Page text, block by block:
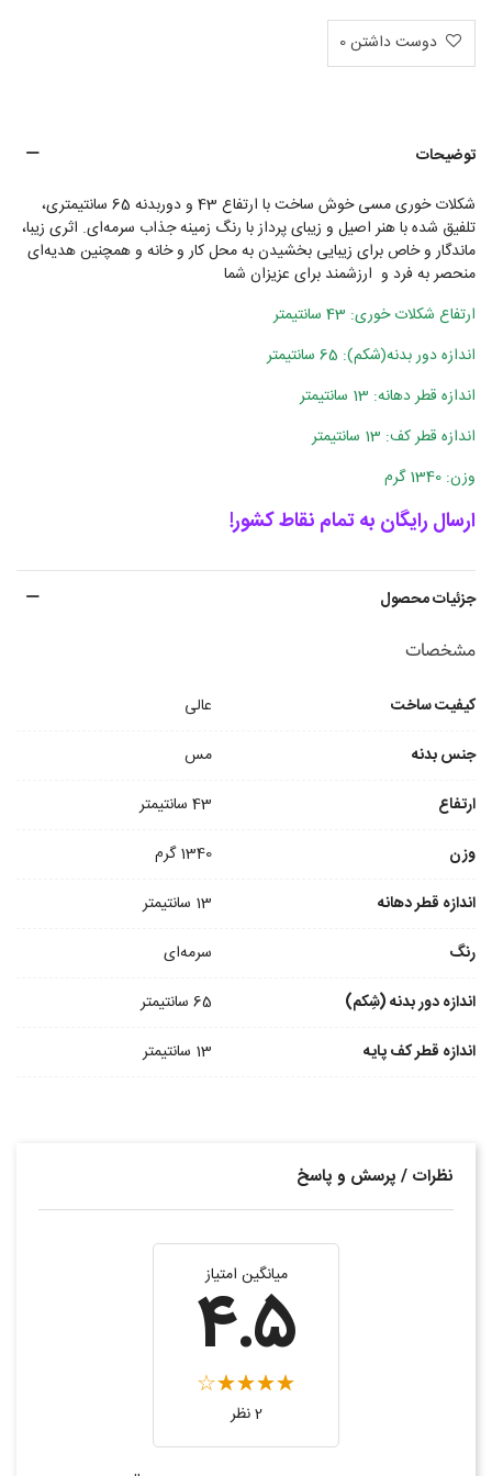
دوست داشتن0
توضیحات
شکلات خوری مسی خوش ساخت با ارتفاع 43 و دوربدنه 65 سانتیمتری،
تلفیق شده با هنر اصیل و زیبای پرداز با رنگ زمینه جذاب سرمه‌ای. اثری زیبا،
ماندگار و خاص برای زیبایی بخشیدن به محل کار و خانه و همچنین هدیه‌ای
منحصر به فرد و ارزشمند برای عزیزان شما
ارتفاع شکلات خوری: 43 سانتیمتر
اندازه دور بدنه(شکم): 65 سانتیمتر
اندازه قطر دهانه: 13 سانتیمتر
اندازه قطر کف: 13 سانتیمتر
وزن: 1340 گرم
ارسال رایگان به تمام نقاط کشور!
جزئیات محصول
مشخصات
کیفیت ساخت
عالی
جنس بدنه
مس
ارتفاع
43 سانتیمتر
وزن
1340 گرم
اندازه قطر دهانه
13 سانتیمتر
رنگ
سرمه‌ای
اندازه دور بدنه (شِکم)
65 سانتیمتر
اندازه قطر کف پایه
13 سانتیمتر
نظرات / پرسش و پاسخ
میانگین امتیاز
4.5
2 نظر